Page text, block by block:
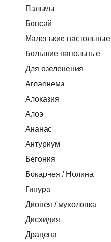
Пальмы
Бонсай
Маленькие настольные
Большие напольные
Для озеленения
Аглаонема
Алоказия
Алоэ
Ананас
Антуриум
Бегония
Бокарнея / Нолина
Гинура
Дионея / мухоловка
Дисхидия
Драцена